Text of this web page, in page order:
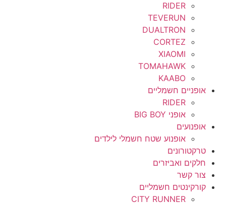
RIDER
TEVERUN
DUALTRON
CORTEZ
XIAOMI
TOMAHAWK
KAABO
אופניים חשמליים
RIDER
אופני BIG BOY
אופנועים
אופנוע שטח חשמלי לילדים
טרקטורונים
חלקים ואביזרים
צור קשר
קורקינטים חשמליים
CITY RUNNER